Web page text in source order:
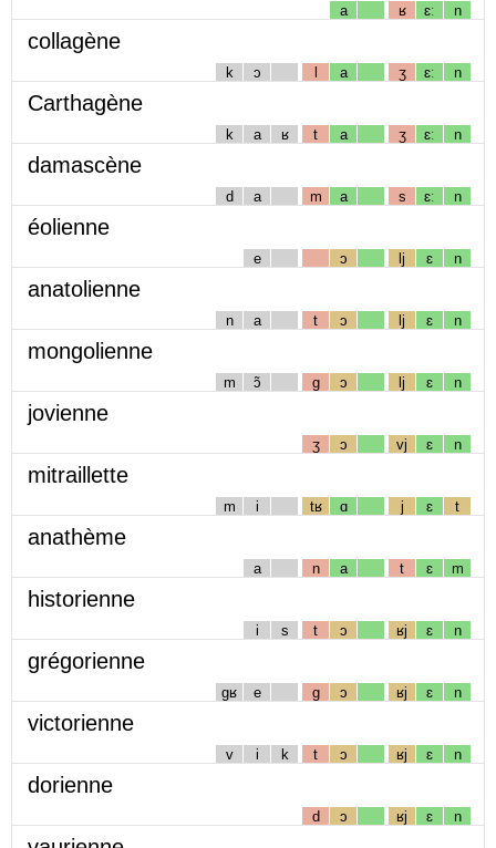
a ʁ ɛː n
collagène
k ɔ l a ʒ ɛː n
Carthagène
k a ʁ t a ʒ ɛː n
damascène
d a m a s ɛː n
éolienne
e ɔ lj ɛ n
anatolienne
n a t ɔ lj ɛ n
mongolienne
m ɔ̃ g ɔ lj ɛ n
jovienne
ʒ ɔ vj ɛ n
mitraillette
m i tʁ ɑ j ɛ t
anathème
a n a t ɛ m
historienne
i s t ɔ ʁj ɛ n
grégorienne
gʁ e g ɔ ʁj ɛ n
victorienne
v i k t ɔ ʁj ɛ n
dorienne
d ɔ ʁj ɛ n